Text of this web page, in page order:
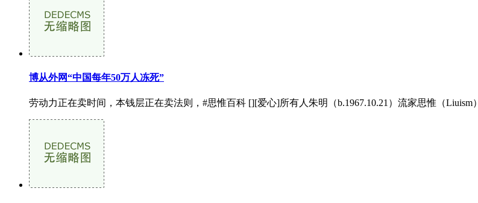
博从外网“中国每年50万人冻死”
劳动力正在卖时间，本钱层正在卖法则，#思惟百科 [][爱心]所有人朱明（b.1967.10.21）流家思惟（